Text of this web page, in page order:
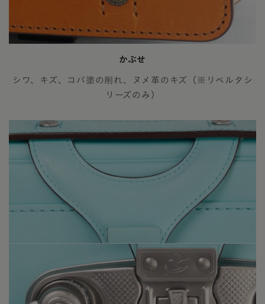
かぶせ
シワ、キズ、コバ塗の削れ、ヌメ革のキズ（※リベルタシ
リーズのみ）